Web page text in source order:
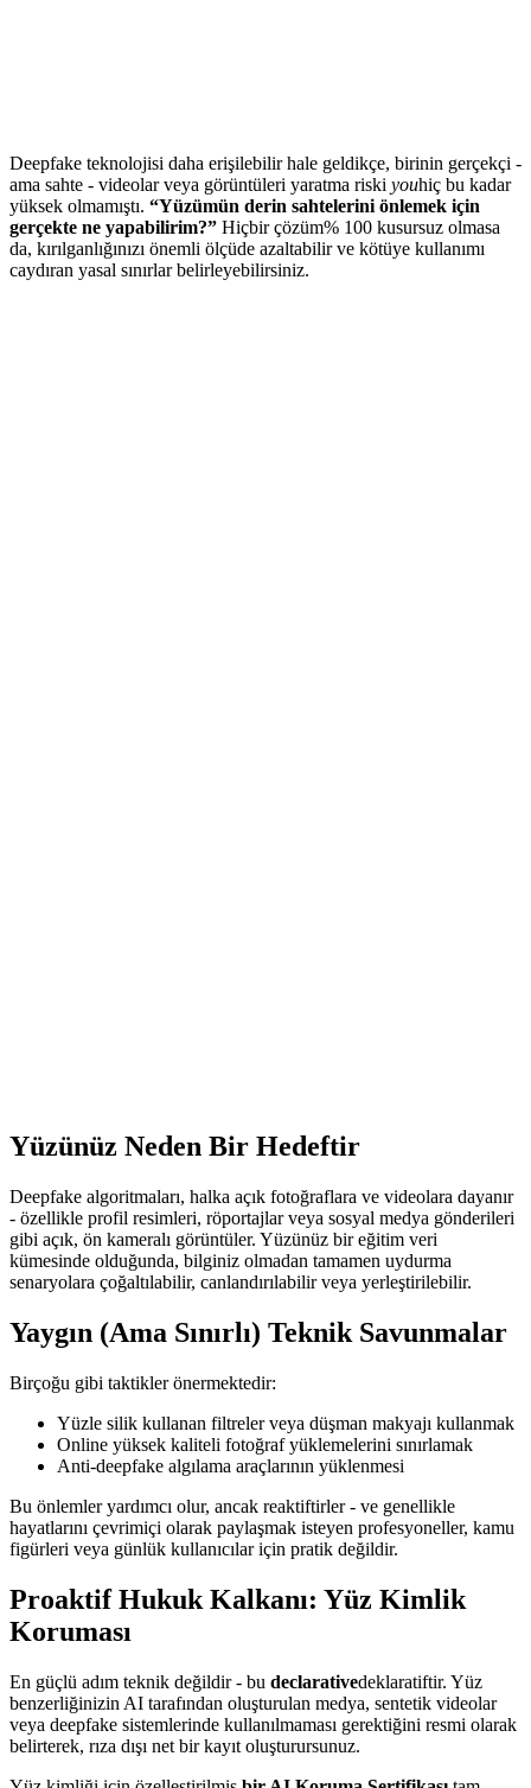
Deepfake teknolojisi daha erişilebilir hale geldikçe, birinin gerçekçi -
ama sahte - videolar veya görüntüleri yaratma riski youhiç bu kadar
yüksek olmamıştı. “Yüzümün derin sahtelerini önlemek için
gerçekte ne yapabilirim?” Hiçbir çözüm% 100 kusursuz olmasa
da, kırılganlığınızı önemli ölçüde azaltabilir ve kötüye kullanımı
caydıran yasal sınırlar belirleyebilirsiniz.
Yüzünüz Neden Bir Hedeftir
Deepfake algoritmaları, halka açık fotoğraflara ve videolara dayanır
- özellikle profil resimleri, röportajlar veya sosyal medya gönderileri
gibi açık, ön kameralı görüntüler. Yüzünüz bir eğitim veri
kümesinde olduğunda, bilginiz olmadan tamamen uydurma
senaryolara çoğaltılabilir, canlandırılabilir veya yerleştirilebilir.
Yaygın (Ama Sınırlı) Teknik Savunmalar
Birçoğu gibi taktikler önermektedir:
Yüzle silik kullanan filtreler veya düşman makyajı kullanmak
Online yüksek kaliteli fotoğraf yüklemelerini sınırlamak
Anti-deepfake algılama araçlarının yüklenmesi
Bu önlemler yardımcı olur, ancak reaktiftirler - ve genellikle
hayatlarını çevrimiçi olarak paylaşmak isteyen profesyoneller, kamu
figürleri veya günlük kullanıcılar için pratik değildir.
Proaktif Hukuk Kalkanı: Yüz Kimlik
Koruması
En güçlü adım teknik değildir - bu declarativedeklaratiftir. Yüz
benzerliğinizin AI tarafından oluşturulan medya, sentetik videolar
veya deepfake sistemlerinde kullanılmaması gerektiğini resmi olarak
belirterek, rıza dışı net bir kayıt oluşturursunuz.